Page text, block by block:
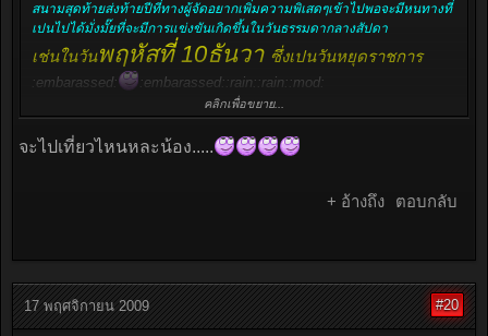
สนามสุดท้ายส่งท้ายปีที่ทางผู้จัดอยากเพิ่มความพิเสดๆเข้าไปพอจะมีหนทางที่
เปนไปได้มั่งมั๊ยที่จะมีการแข่งขันเกิดขึ้นในวันธรรมดากลางสัปดา
เช่นในวันพฤหัสที่ 10ธันวา ซึ่งเปนวันหยุดราชการ
:embarassed: :embarassed::rain::rain::mod:
แน่นอนคับ!ผมมีผลประโยชน์แอปแฝงอยู่แต่ยังงัยก้อขอชักแม่น้ำซักหน่อยเพื่อ
พูดถึงข้อดีของการจัดแข่งขันในวันที่กล่าวอ้างมา
อาจมาถึงสนามเพื่อทำการซ้อม หรือเซทอัพรถได้ช้ากว่าปกติ เพราะการจราจร
อันคับคั่งสำหรับท่านที่อยู่ไกลจากสนามMSL
3.ส่วนตัวรุสึกว่าการแข่งมันจะหายไปจากสนามMSL เปนเวลานานเพราะแข่ง
คลิกเพื่อขยาย...
จะไปเที่ยวไหนหละน้อง.....
+ อ้างถึง ตอบกลับ
17 พฤศจิกายน 2009 #20